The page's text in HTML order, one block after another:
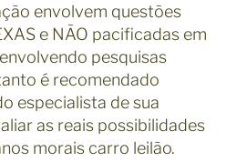
envolvem questões
e NÃO pacificadas em
pesquisas
é recomendado
especialista de sua
as reais possibilidades
morais carro leilão.